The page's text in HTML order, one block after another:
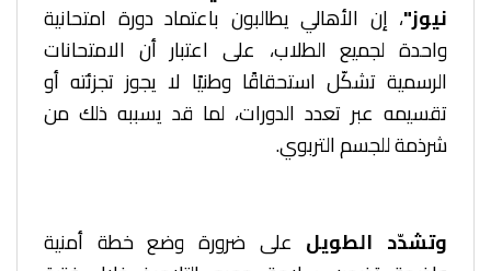
نيوز"، إن الأهالي يطالبون باعتماد دورة امتحانية
واحدة لجميع الطلاب، على اعتبار أن الامتحانات
الرسمية تشكّل استحقاقًا وطنيًا لا يجوز تجزئته أو
تقسيمه عبر تعدد الدورات، لما قد يسببه ذلك من
شرذمة للجسم التربوي.
وتشدّد الطويل على ضرورة وضع خطة أمنية